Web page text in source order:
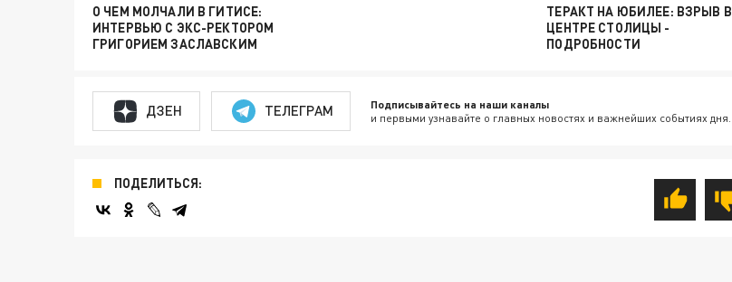
О ЧЕМ МОЛЧАЛИ В ГИТИСЕ:
ИНТЕРВЬЮ С ЭКС-РЕКТОРОМ
ГРИГОРИЕМ ЗАСЛАВСКИМ
ТЕРАКТ НА ЮБИЛЕЕ: ВЗРЫВ В
ЦЕНТРЕ СТОЛИЦЫ -
ПОДРОБНОСТИ
ДЗЕН ТЕЛЕГРАМ Подписывайтесь на наши каналы
и первыми узнавайте о главных новостях и важнейших событиях дня.
ПОДЕЛИТЬСЯ: